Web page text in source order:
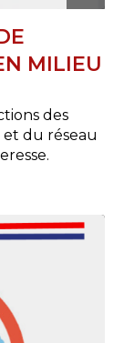
MILIEU
des
du réseau